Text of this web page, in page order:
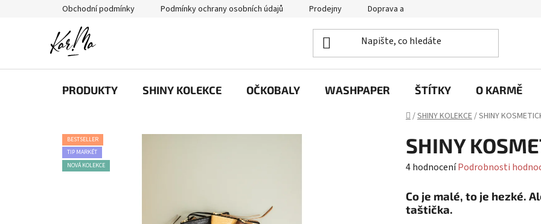
Obchodní podmínky Podmínky ochrany osobních údajů Prodejny Doprava a platba
PRODUKTY SHINY KOLEKCE OČKOBALY WASHPAPER ŠTÍTKY O KARMĚ
Domů
/SHINY KOLEKCE/SHINY
SHINY
Průměrné
produktu
je
4 hodnoceníPodrobnosti
Co je malé, to je hezké.
taštička.
BESTSELLER
TIP MARKÉT
NOVÁ KOLEKCE